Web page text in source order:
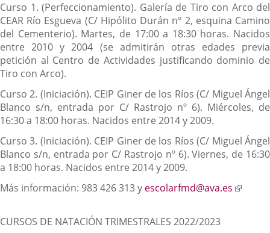
Curso 1. (Perfeccionamiento). Galería de Tiro con Arco del
CEAR Río Esgueva (C/ Hipólito Durán nº 2, esquina Camino
del Cementerio). Martes, de 17:00 a 18:30 horas. Nacidos
entre 2010 y 2004 (se admitirán otras edades previa
petición al Centro de Actividades justificando dominio de
Tiro con Arco).
Curso 2. (Iniciación). CEIP Giner de los Ríos (C/ Miguel Ángel
Blanco s/n, entrada por C/ Rastrojo nº 6). Miércoles, de
16:30 a 18:00 horas. Nacidos entre 2014 y 2009.
Curso 3. (Iniciación). CEIP Giner de los Ríos (C/ Miguel Ángel
Blanco s/n, entrada por C/ Rastrojo nº 6). Viernes, de 16:30
a 18:00 horas. Nacidos entre 2014 y 2009.
Más información: 983 426 313 y escolarfmd@ava.es
CURSOS DE NATACIÓN TRIMESTRALES 2022/2023